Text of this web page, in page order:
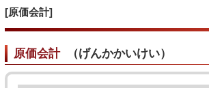
[原価会計]
原価会計（げんかかいけい）